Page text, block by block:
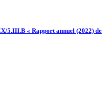
5.III.B « Rapport annuel (2022) de